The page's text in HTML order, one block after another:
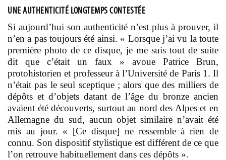
UNE AUTHENTICITÉ LONGTEMPS CONTESTÉE
Si aujourd’hui son authenticité n’est plus à prouver, il
n’en a pas toujours été ainsi. « Lorsque j’ai vu la toute
première photo de ce disque, je me suis tout de suite
dit que c’était un faux » avoue Patrice Brun,
protohistorien et professeur à l’Université de Paris 1. Il
n’était pas le seul sceptique ; alors que des milliers de
dépôts et d’objets datant de l’âge du bronze ancien
avaient été découverts, surtout au nord des Alpes et en
Allemagne du sud, aucun objet similaire n’avait été
mis au jour. « [Ce disque] ne ressemble à rien de
connu. Son dispositif stylistique est différent de ce que
l’on retrouve habituellement dans ces dépôts ».